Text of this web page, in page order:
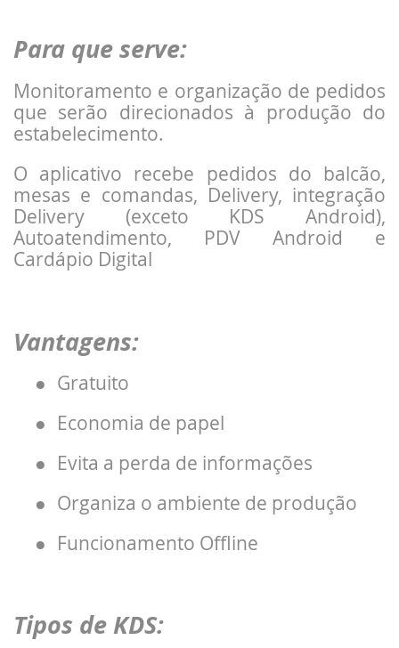
Para que serve:
Monitoramento e organização de pedidos
que serão direcionados à produção do
estabelecimento.
O aplicativo recebe pedidos do balcão,
mesas e comandas, Delivery, integração
Delivery (exceto KDS Android),
Autoatendimento, PDV Android e
Cardápio Digital
Vantagens:
● Gratuito
● Economia de papel
● Evita a perda de informações
● Organiza o ambiente de produção
● Funcionamento Offline
Tipos de KDS: